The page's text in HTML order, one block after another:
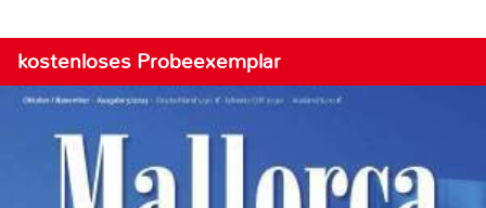
kostenloses Probeexemplar